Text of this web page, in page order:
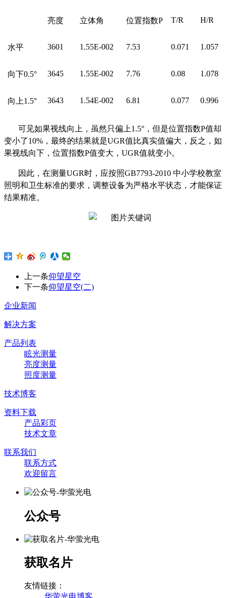
亮度 立体角 位置指数P T/R H/R
水平 3601 1.55E-002 7.53 0.071 1.057
向下0.5° 3645 1.55E-002 7.76 0.08 1.078
向上1.5° 3643 1.54E-002 6.81 0.077 0.996
可见如果视线向上，虽然只偏上1.5°，但是位置指数P值却
变小了10%，最终的结果就是UGR值比真实值偏大，反之，如
果视线向下，位置指数P值变大，UGR值就变小。
因此，在测量UGR时，应按照GB7793-2010 中小学校教室
照明和卫生标准的要求，调整设备为严格水平状态，才能保证
结果精准。
上一条仰望星空
下一条仰望星空(二)
企业新闻
解决方案
产品列表
眩光测量
亮度测量
照度测量
技术博客
资料下载
产品彩页
技术文章
联系我们
联系方式
欢迎留言
公众号
获取名片
友情链接：